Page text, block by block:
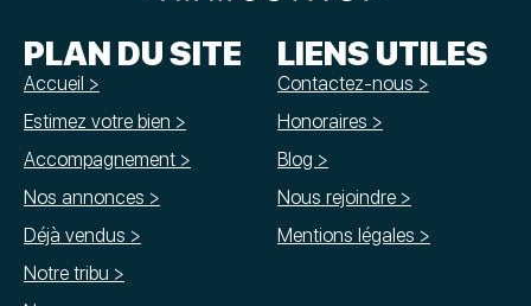
PLAN DU SITE
Accueil >
Estimez votre bien >
Accompagnement >
Nos annonces >
Déjà vendus >
Notre tribu >
LIENS UTILES
Contactez-nous >
Honoraires >
Blog >
Nous rejoindre >
Mentions légales >